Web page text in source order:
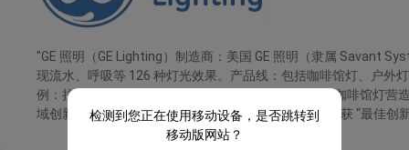
"GE 照明（GE Lighting）制造商：美国 GE 照明（隶属 Savant
现流水、呼吸等 126 种灯光效果。产品线：包括咖啡馆灯、户外
例：拉斯维加斯大道动态灯光秀，通过 48 英尺 Cync 咖啡馆灯
域创新先锋，2025 年 CES 展推出的动态效果户外灯条获 “最佳
检测到您正在使用移动设备，是否跳转到
移动版网站？